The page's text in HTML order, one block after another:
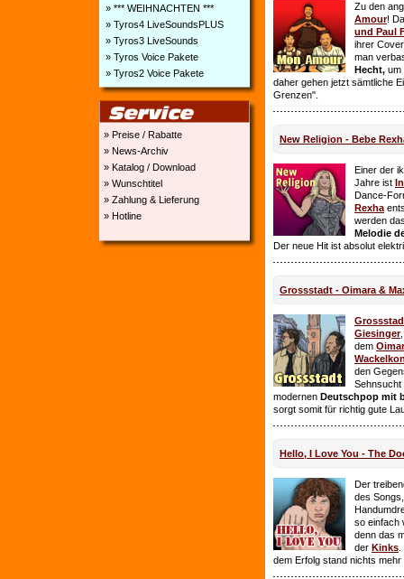
» *** WEIHNACHTEN ***
» Tyros4 LiveSoundsPLUS
» Tyros3 LiveSounds
» Tyros Voice Pakete
» Tyros2 Voice Pakete
» Preise / Rabatte
» News-Archiv
» Katalog / Download
» Wunschtitel
» Zahlung & Lieferung
» Hotline
Zu den
Amour!
und Paul
ihrer
man
Hecht, um
daher gehen jetzt sämtliche
Grenzen".
New Religion - Bebe
Einer der
Jahre ist
Dance-
Rexha
werden
Melodie
Der neue Hit ist absolut
Grossstadt - Oimara &
Giesinger
dem
den
Sehnsucht
modernen Deutschpop mit
sorgt somit für richtig gute
Hello, I Love You - The
Der
des
so einfach
denn das
der Kinks
dem Erfolg stand nichts mehr